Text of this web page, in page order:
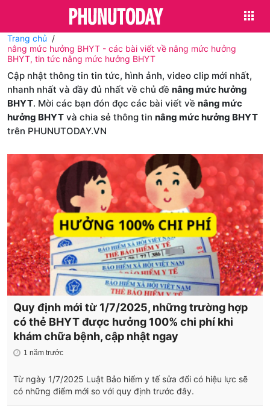
Trang chủ
nâng mức hưởng BHYT - các bài viết về nâng mức hưởng
BHYT, tin tức nâng mức hưởng BHYT
Cập nhật thông tin tin tức, hình ảnh, video clip mới nhất,
nhanh nhất và đầy đủ nhất về chủ đề nâng mức hưởng
BHYT. Mời các bạn đón đọc các bài viết về nâng mức
hưởng BHYT và chia sẻ thông tin nâng mức hưởng BHYT
trên PHUNUTODAY.VN
Quy định mới từ 1/7/2025, những trường hợp
có thẻ BHYT được hưởng 100% chi phí khi
khám chữa bệnh, cập nhật ngay
1 năm trước
Từ ngày 1/7/2025 Luật Bảo hiểm y tế sửa đổi có hiệu lực sẽ
có những điểm mới so với quy định trước đây.